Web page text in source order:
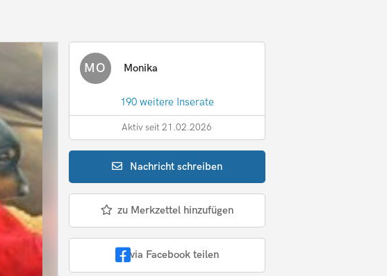
MO Monika
190 weitere Inserate
Aktiv seit 21.02.2026
Nachrichtschreiben
zu Merkzettel hinzufügen
via Facebook teilen